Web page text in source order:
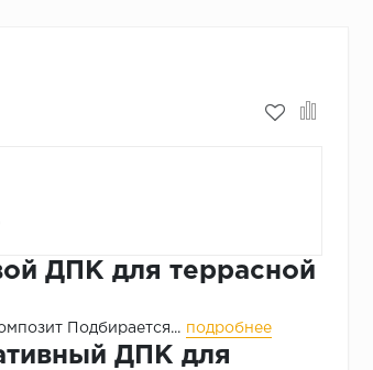
ДПК для террасной
Подбирается... подробнее
ДПК для